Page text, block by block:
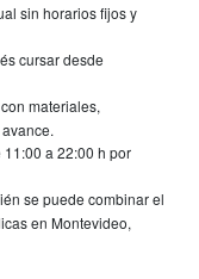
sin horarios fijos y
cursar desde
materiales,
a 22:00 h por
se puede combinar el
en Montevideo,